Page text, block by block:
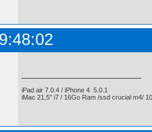
iPad air 7.0.4 / iPhone 4 5.0.1
iMac 21,5" i7 / 16Go Ram /ssd crucial m4/